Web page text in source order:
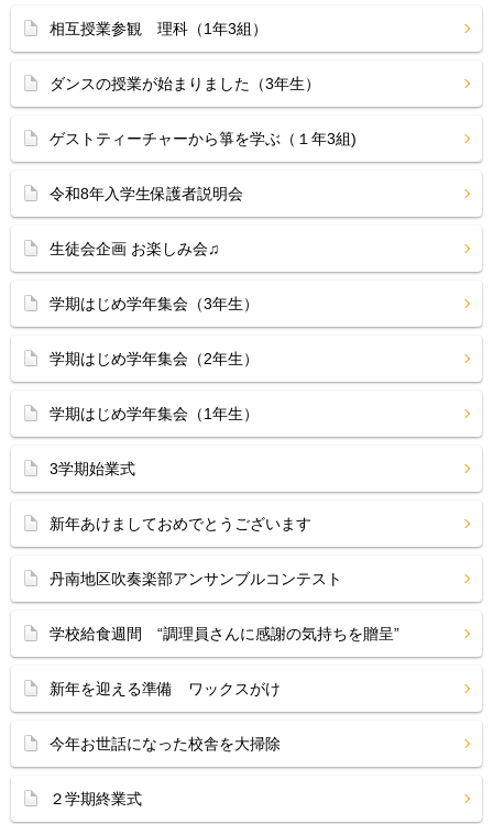
相互授業参観 理科（1年3組）
ダンスの授業が始まりました（3年生）
ゲストティーチャーから箏を学ぶ（１年3組)
令和8年入学生保護者説明会
生徒会企画 お楽しみ会♫
学期はじめ学年集会（3年生）
学期はじめ学年集会（2年生）
学期はじめ学年集会（1年生）
3学期始業式
新年あけましておめでとうございます
丹南地区吹奏楽部アンサンブルコンテスト
学校給食週間 “調理員さんに感謝の気持ちを贈呈”
新年を迎える準備 ワックスがけ
今年お世話になった校舎を大掃除
２学期終業式